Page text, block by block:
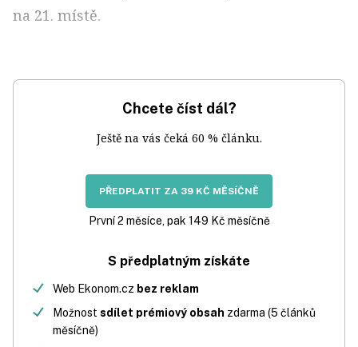
na 21. místě.
Chcete číst dál?
Ještě na vás čeká 60 % článku.
PŘEDPLATIT ZA 39 KČ MĚSÍČNĚ
První 2 měsíce, pak 149 Kč měsíčně
S předplatným získáte
Web Ekonom.cz bez reklam
Možnost sdílet prémiový obsah zdarma (5 článků
měsíčně)